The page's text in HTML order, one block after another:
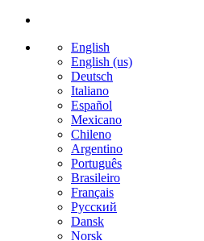
English
English (us)
Deutsch
Italiano
Español
Mexicano
Chileno
Argentino
Português
Brasileiro
Français
Русский
Dansk
Norsk